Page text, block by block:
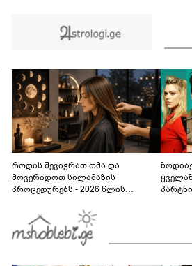
გაგებული, როგორც ჰორმუზის
სრუტის ხელახლა გახსნა
როდის შევიჭრათ თმა და
მოვერიდოთ სილამაზის
პროცედურებს - 2026 წლის
გზამკვლევი